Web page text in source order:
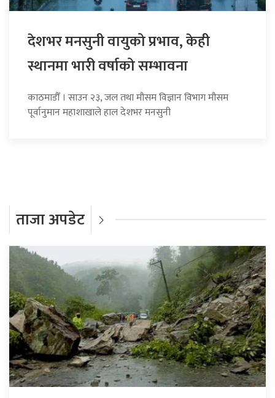
देशभर मनसुनी वायुको प्रभाव, केही
स्थानमा भारी वर्षाको सम्भावना
काठमाडौँ । साउन २३, जल तथा मौसम विज्ञान विभाग मौसम
पूर्वानुमान महाशाखाले हाल देशभर मनसुनी
ताजा अपडेट